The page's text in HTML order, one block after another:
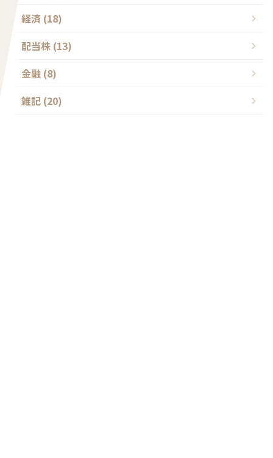
経済 (18)
配当株 (13)
金融 (8)
雑記 (20)